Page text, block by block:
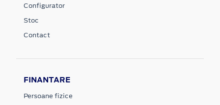
Configurator
Stoc
Contact
FINANTARE
Persoane fizice